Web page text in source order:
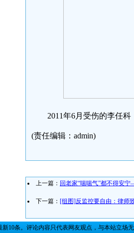
2011年6月受伤的李任科
(责任编辑：admin)
上一篇： 回老家“喘喘气”都不得安
下一篇： [组图]反监控要自由：律师
新10条。评论内容只代表网友观点，与本站立场